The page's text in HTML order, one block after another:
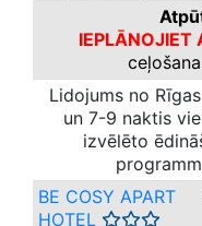
IEPLĀNOJIET
Lidojums no
un 7-9 naktis
izvēlēto
BE COSY APART
HOTEL